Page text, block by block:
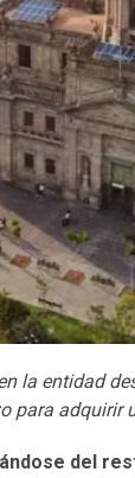
la entidad
para adquirir
del